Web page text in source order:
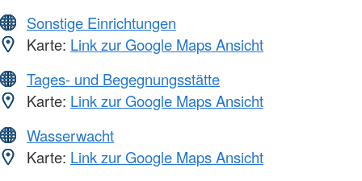
Sonstige Einrichtungen
Karte: Link zur Google Maps Ansicht
Tages- und Begegnungsstätte
Karte: Link zur Google Maps Ansicht
Wasserwacht
Karte: Link zur Google Maps Ansicht